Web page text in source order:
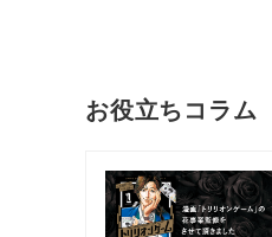
お役立ちコラム